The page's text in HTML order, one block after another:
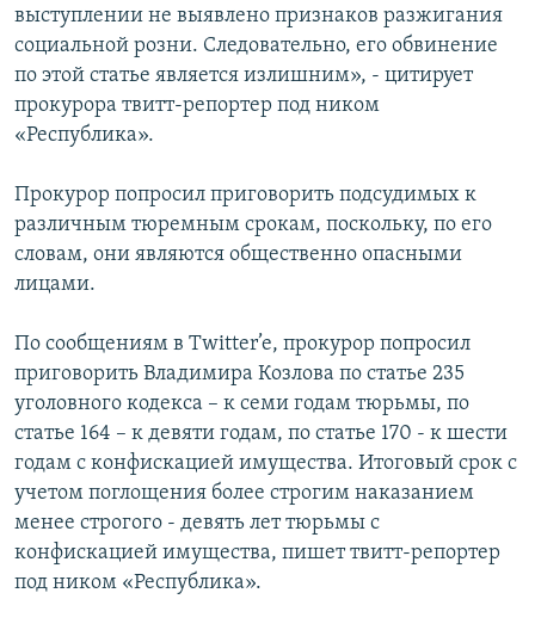
выступлении не выявлено признаков разжигания
социальной розни. Следовательно, его обвинение
по этой статье является излишним», - цитирует
прокурора твитт-репортер под ником
«Республика».
Прокурор попросил приговорить подсудимых к
различным тюремным срокам, поскольку, по его
словам, они являются общественно опасными
лицами.
По сообщениям в Twitter’e, прокурор попросил
приговорить Владимира Козлова по статье 235
уголовного кодекса – к семи годам тюрьмы, по
статье 164 – к девяти годам, по статье 170 - к шести
годам с конфискацией имущества. Итоговый срок с
учетом поглощения более строгим наказанием
менее строгого - девять лет тюрьмы с
конфискацией имущества, пишет твитт-репортер
под ником «Республика».